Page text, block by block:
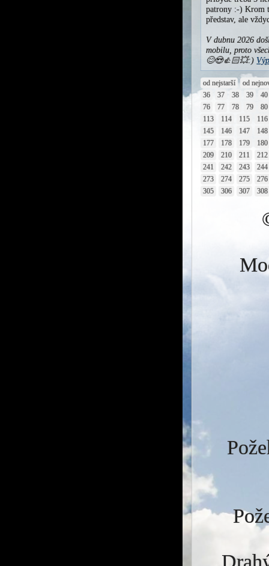
patrony :-) Krom
představ, ale
V dubnu 2026
mobilu, proto
😊😍👍🏻💥:)
od nejstarší
od
36
37 38 39
40
76
77 78 79
80
113
114 115
116
145
146 147
148
177
178 179
180
209
210 211
212
241
242 243
244
273
274 275
276
305
306 307 308